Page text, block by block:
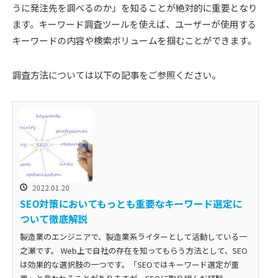
うに発注先を調べるのか」を知ることが絶対的に重要となり
ます。キーワード調査ツールを使えば、ユーザーが使用する
キーワードの内容や検索ボリュームを掴むことができます。
調査方法については以下の記事をご参照ください。
2022.01.20
SEO対策においてもっとも重要なキーワード選定に
ついて徹底解説
製造業のエンジニアで、製造業系ライターとして活動している一
之瀬です。 Web上で自社の存在を知ってもらう方法として、SEO
は効果的な選択肢の一つです。「SEOではキーワード選定が重